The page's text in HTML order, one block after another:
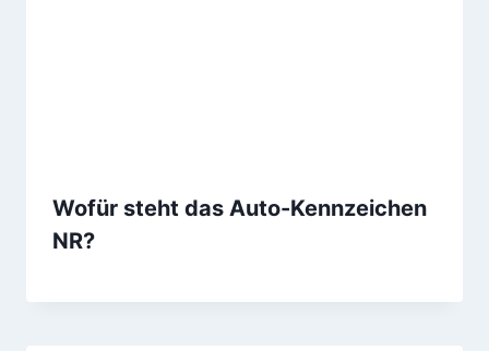
Wofür steht das Auto-Kennzeichen
NR?